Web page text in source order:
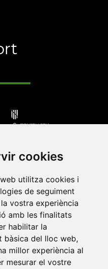
cookies
utilitza cookies i
de seguiment
vostra experiència
amb les finalitats
habilitar la
bàsica del lloc web,
millor experiència al
mesurar el vostre
• Universitat d'Alacant
Autònoma de
Barcelona •
Universitat de Girona•
•Universitat
•Universitat Jaume I